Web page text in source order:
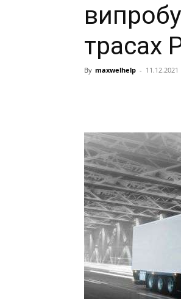
трасах
By maxwelhelp - 11.12.2021